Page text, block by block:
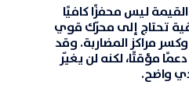
ليس محفزًا كافيًا
تحتاج إلىمحرّك قوي
مراكز المضاربة. وقد
مؤقتًا، لكنه لن يغيّر
واضح.